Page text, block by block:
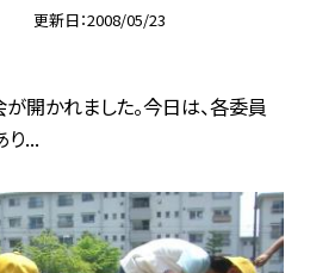
更新日 2008/05/23
が開かれました。今日は、各委員
...